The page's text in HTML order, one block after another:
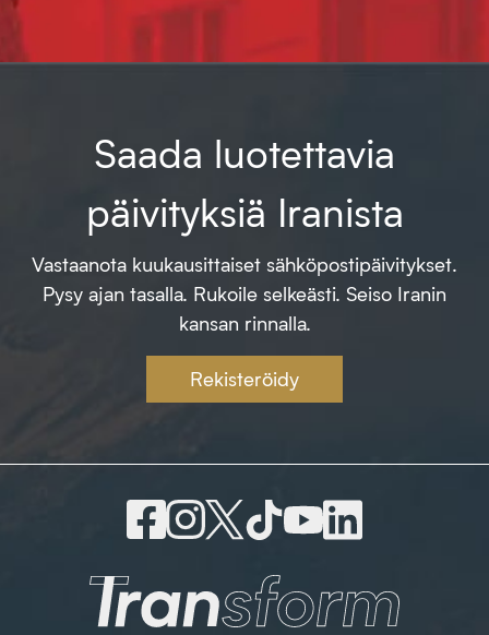
Saada luotettavia
päivityksiä Iranista
Vastaanota kuukausittaiset sähköpostipäivitykset.
Pysy ajan tasalla. Rukoile selkeästi. Seiso Iranin
kansan rinnalla.
Rekisteröidy